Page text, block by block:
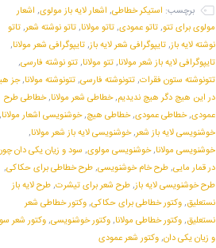
برچسب: استیکر خطاطی, اشعار لایه باز مولوی, اشعار
مولوی برای تتو,تاتو عمودی,تاتو مولانا,تاتو نوشته شعر,تاتو
نوشته لایه باز,تایپوگرافی شعر لایه باز,تایپوگرافی شعر مولانا,
تایپوگرافی لایه باز شعر مولانا,تتو مولانا,تتو نوشته فارسی,
تتونوشته ستون فقرات,تتونوشته فارسی,تتونوشته مولانا,جز
در این هیچ دگر هیچ ندیدیم,خطاطی شعر مولانا,خطاطی طرح
عمودی,خطاطی عمودی,خطاطی هیچ,خوشنویسی اشعار مولانا,
خوشنویسی لایه باز شعر,خوشنویسی لایه باز شعر مولانا,
خوشنویسی مولانا,خوشنویسی مولوی, سود و زیان یکی دان
در قمار مایی,طرح خام خوشنویسی,طرح خطاطی برای حکاکی,
طرح خوشنویسی لایه باز,طرح شعر برای تیشرت,طرح لایه باز
نستعلیق,وکتور خطاطی برای حکاکی,وکتور خطاطی شعر
نستعلیق,وکتور خطاطی مولانا,وکتور خوشنویسی,وکتور شعر
و زیان یکی دان,وکتور شعر عمودی